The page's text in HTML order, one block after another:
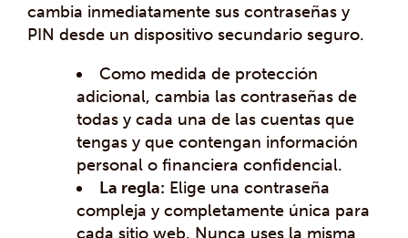
cambia inmediatamente sus contraseñas y
PIN desde un dispositivo secundario seguro.
Como medida de protección
adicional, cambia las contraseñas de
todas y cada una de las cuentas que
tengas y que contengan información
personal o financiera confidencial.
La regla: Elige una contraseña
compleja y completamente única para
cada sitio web. Nunca uses la misma